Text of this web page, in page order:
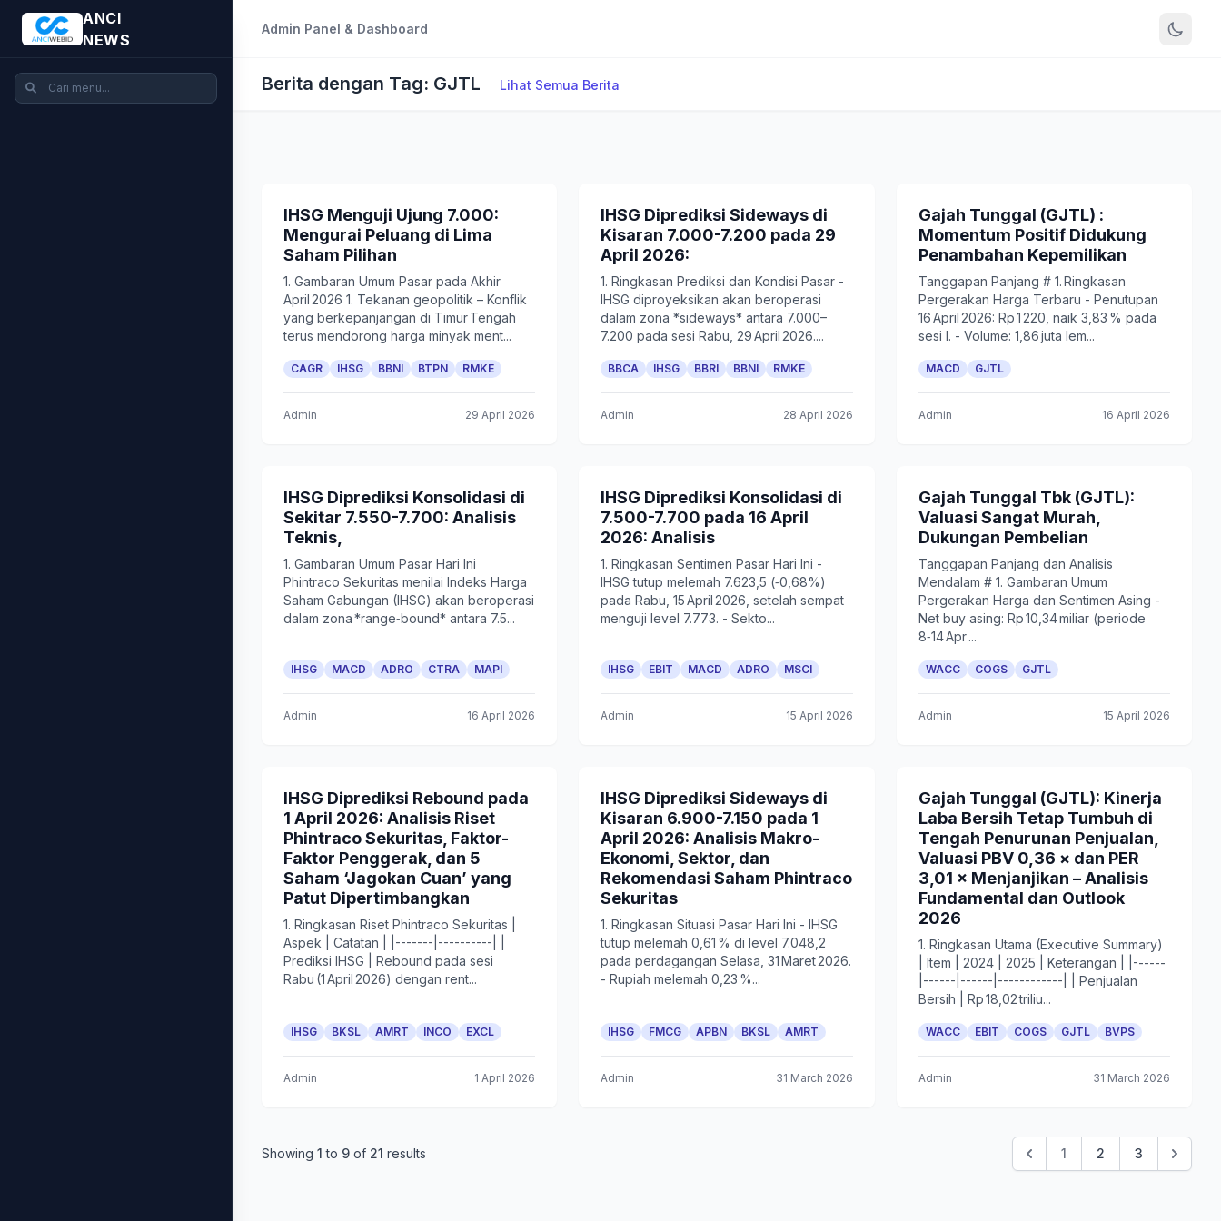
ANCI
NEWS
Admin Panel & Dashboard
Berita dengan Tag: GJTL Lihat Semua Berita
IHSG Menguji Ujung 7.000:
Mengurai Peluang di Lima
Saham Pilihan
1. Gambaran Umum Pasar pada Akhir
April 2026 1. Tekanan geopolitik – Konflik
yang berkepanjangan di Timur Tengah
terus mendorong harga minyak ment...
CAGR IHSG BBNI BTPN RMKE
Admin 29 April 2026
IHSG Diprediksi Sideways di
Kisaran 7.000-7.200 pada 29
April 2026:
1. Ringkasan Prediksi dan Kondisi Pasar -
IHSG diproyeksikan akan beroperasi
dalam zona *sideways* antara 7.000–
7.200 pada sesi Rabu, 29 April 2026....
BBCA IHSG BBRI BBNI RMKE
Admin 28 April 2026
Gajah Tunggal (GJTL) :
Momentum Positif Didukung
Penambahan Kepemilikan
Tanggapan Panjang # 1. Ringkasan
Pergerakan Harga Terbaru - Penutupan
16 April 2026: Rp 1 220, naik 3,83 % pada
sesi I. - Volume: 1,86 juta lem...
MACD GJTL
Admin 16 April 2026
IHSG Diprediksi Konsolidasi di
Sekitar 7.550-7.700: Analisis
Teknis,
1. Gambaran Umum Pasar Hari Ini
Phintraco Sekuritas menilai Indeks Harga
Saham Gabungan (IHSG) akan beroperasi
dalam zona *range‑bound* antara 7.5...
IHSG MACD ADRO CTRA MAPI
Admin 16 April 2026
IHSG Diprediksi Konsolidasi di
7.500-7.700 pada 16 April
2026: Analisis
1. Ringkasan Sentimen Pasar Hari Ini -
IHSG tutup melemah 7.623,5 (‑0,68%)
pada Rabu, 15 April 2026, setelah sempat
menguji level 7.773. - Sekto...
IHSG EBIT MACD ADRO MSCI
Admin 15 April 2026
Gajah Tunggal Tbk (GJTL):
Valuasi Sangat Murah,
Dukungan Pembelian
Tanggapan Panjang dan Analisis
Mendalam # 1. Gambaran Umum
Pergerakan Harga dan Sentimen Asing -
Net buy asing: Rp 10,34 miliar (periode
8‑14 Apr ...
WACC COGS GJTL
Admin 15 April 2026
IHSG Diprediksi Rebound pada
1 April 2026: Analisis Riset
Phintraco Sekuritas, Faktor-
Faktor Penggerak, dan 5
Saham ‘Jagokan Cuan’ yang
Patut Dipertimbangkan
1. Ringkasan Riset Phintraco Sekuritas |
Aspek | Catatan | |-------|----------| |
Prediksi IHSG | Rebound pada sesi
Rabu (1 April 2026) dengan rent...
IHSG BKSL AMRT INCO EXCL
Admin 1 April 2026
IHSG Diprediksi Sideways di
Kisaran 6.900-7.150 pada 1
April 2026: Analisis Makro-
Ekonomi, Sektor, dan
Rekomendasi Saham Phintraco
Sekuritas
1. Ringkasan Situasi Pasar Hari Ini - IHSG
tutup melemah 0,61 % di level 7.048,2
pada perdagangan Selasa, 31 Maret 2026.
- Rupiah melemah 0,23 %...
IHSG FMCG APBN BKSL AMRT
Admin 31 March 2026
Gajah Tunggal (GJTL): Kinerja
Laba Bersih Tetap Tumbuh di
Tengah Penurunan Penjualan,
Valuasi PBV 0,36 × dan PER
3,01 × Menjanjikan – Analisis
Fundamental dan Outlook
2026
1. Ringkasan Utama (Executive Summary)
| Item | 2024 | 2025 | Keterangan | |------
|------|------|------------| | Penjualan
Bersih | Rp 18,02 triliu...
WACC EBIT COGS GJTL BVPS
Admin 31 March 2026
Showing 1 to 9 of 21 results 1 2 3